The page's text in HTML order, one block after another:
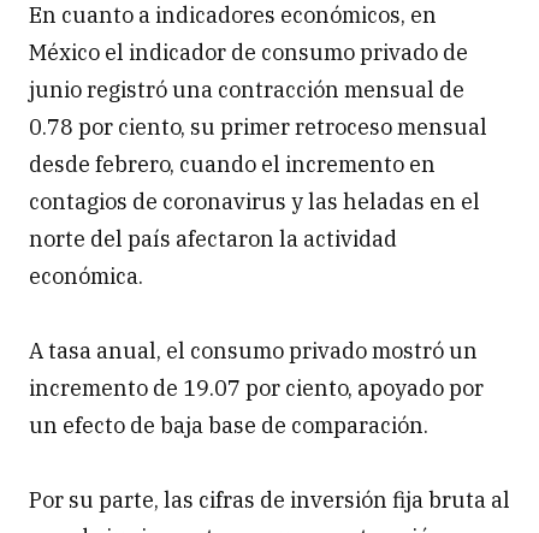
En cuanto a indicadores económicos, en
México el indicador de consumo privado de
junio registró una contracción mensual de
0.78 por ciento, su primer retroceso mensual
desde febrero, cuando el incremento en
contagios de coronavirus y las heladas en el
norte del país afectaron la actividad
económica.
A tasa anual, el consumo privado mostró un
incremento de 19.07 por ciento, apoyado por
un efecto de baja base de comparación.
Por su parte, las cifras de inversión fija bruta al